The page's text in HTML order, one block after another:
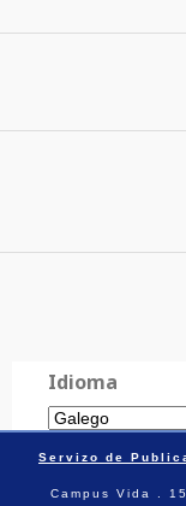
Idioma
Servizo de
Campus Vida .